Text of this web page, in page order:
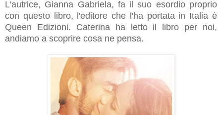
L'autrice, Gianna Gabriela, fa il suo esordio proprio
con questo libro, l'editore che l'ha portata in Italia è
Queen Edizioni. Caterina ha letto il libro per noi,
andiamo a scoprire cosa ne pensa.